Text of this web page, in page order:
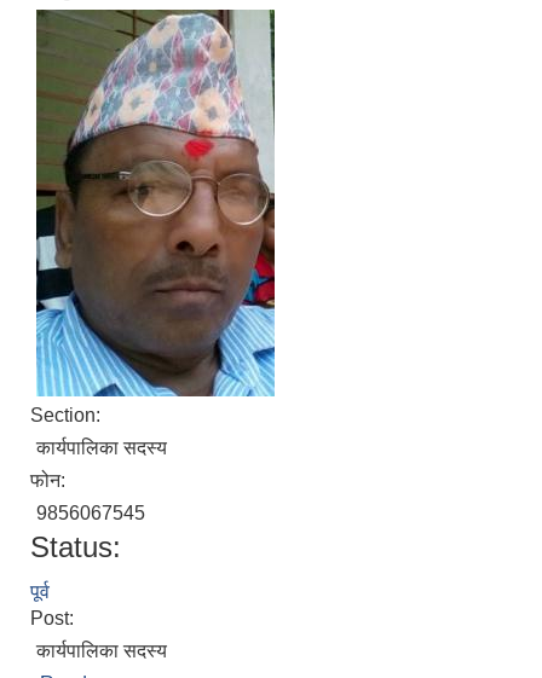
Section:
कार्यपालिका सदस्य
फोन:
9856067545
Status:
पूर्व
Post:
कार्यपालिका सदस्य